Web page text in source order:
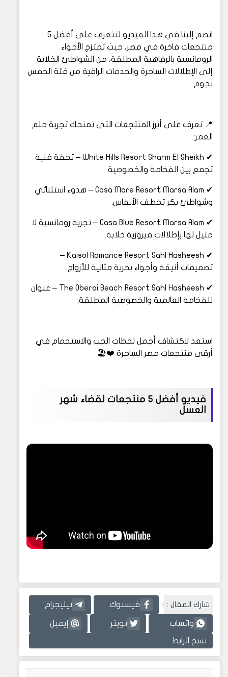
انضم إلينا في هذا الفيديو لتتعرف على أفضل 5
منتجعات فاخرة في مصر، حيث تمتزج الأجواء
الرومانسية بالرفاهية المطلقة، من الشواطئ الخلابة
إلى الإطلالات الساحرة والخدمات الراقية من فئة الخمس
نجوم.
📍 تعرف على أبرز المنتجعات التي تمنحك تجربة حلم
العمر:
✔ White Hills Resort Sharm El Sheikh – تحفة فنية
تجمع بين الفخامة والخصوصية.
✔ Casa Mare Resort Marsa Alam – هدوء استثنائي
وشواطئ بكر تخطف الأنفاس.
✔ Casa Blue Resort Marsa Alam – تجربة رومانسية لا
مثيل لها بإطلالات فيروزية خلابة.
✔ Kaisol Romance Resort Sahl Hasheesh –
تصميمات أنيقة وأجواء بحرية مثالية للأزواج.
✔ The Oberoi Beach Resort Sahl Hasheesh – عنوان
للفخامة العالمية والخصوصية المطلقة.
استعد لاكتشاف أجمل لحظات الحب والاستجمام في
أرقى منتجعات مصر الساحرة ❤️🏖️
فيديو أفضل 5 منتجعات لقضاء شهر
العسل
شارك المقال : فيسبوك تيليجرام
واتساب تويتر إيميل
نسخ الرابط